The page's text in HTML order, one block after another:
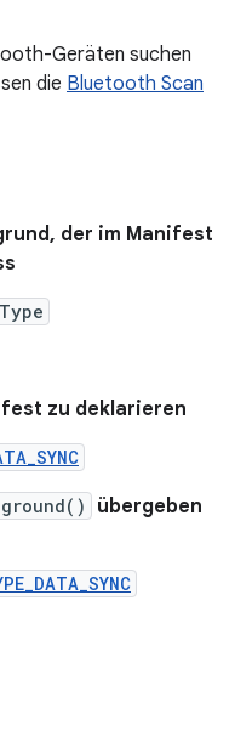
Geräten suchen
die Bluetooth Scan
der im Manifest
zu deklarieren
übergeben